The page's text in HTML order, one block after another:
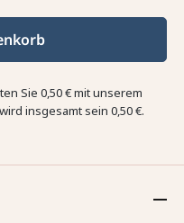
Sie 0,50 €mit unserem
insgesamt sein 0,50 €.